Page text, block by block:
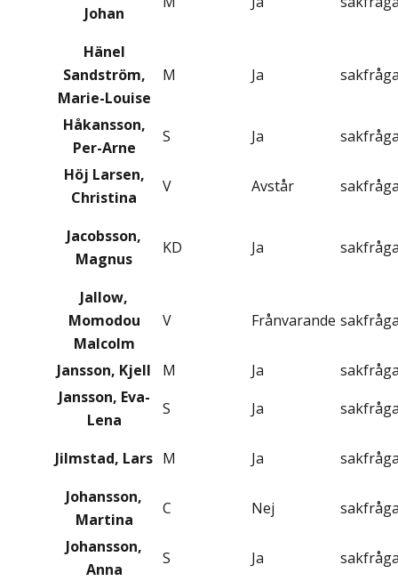
Johan
Hänel
Sandström,
Marie-Louise
M Ja
Håkansson,
Per-Arne
S Ja
Höj Larsen,
Christina
V Avstår
Jacobsson,
Magnus
KD Ja
Jallow,
Momodou
Malcolm
V Frånvarande
Jansson, Kjell M Ja
Jansson, Eva-
Lena
S Ja
Jilmstad, Lars M Ja
Johansson,
Martina
C Nej
Johansson,
Anna
S Ja